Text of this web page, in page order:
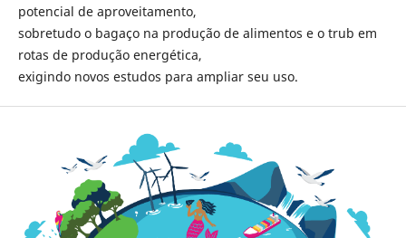
potencial de aproveitamento,
sobretudo o bagaço na produção de alimentos e o trub em
rotas de produção energética,
exigindo novos estudos para ampliar seu uso.